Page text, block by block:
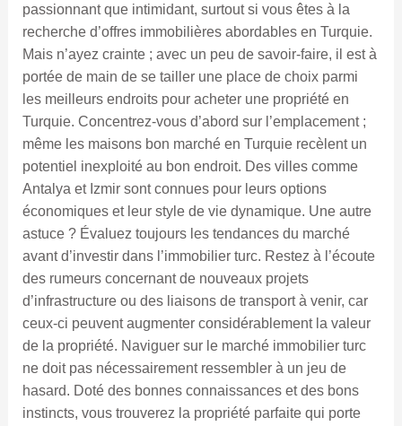
passionnant que intimidant, surtout si vous êtes à la
recherche d’offres immobilières abordables en Turquie.
Mais n’ayez crainte ; avec un peu de savoir-faire, il est à
portée de main de se tailler une place de choix parmi
les meilleurs endroits pour acheter une propriété en
Turquie. Concentrez-vous d’abord sur l’emplacement ;
même les maisons bon marché en Turquie recèlent un
potentiel inexploité au bon endroit. Des villes comme
Antalya et Izmir sont connues pour leurs options
économiques et leur style de vie dynamique. Une autre
astuce ? Évaluez toujours les tendances du marché
avant d’investir dans l’immobilier turc. Restez à l’écoute
des rumeurs concernant de nouveaux projets
d’infrastructure ou des liaisons de transport à venir, car
ceux-ci peuvent augmenter considérablement la valeur
de la propriété. Naviguer sur le marché immobilier turc
ne doit pas nécessairement ressembler à un jeu de
hasard. Doté des bonnes connaissances et des bons
instincts, vous trouverez la propriété parfaite qui porte